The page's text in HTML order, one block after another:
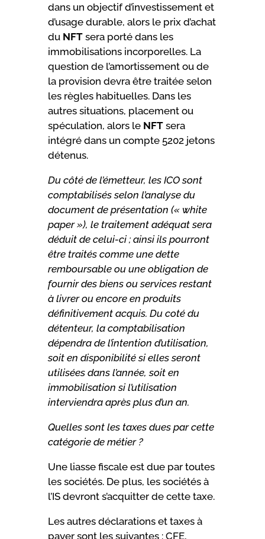
dans un objectif d’investissement et
d’usage durable, alors le prix d’achat
du NFTsera porté dans les
immobilisations incorporelles. La
question de l’amortissement ou de
la provision devra être traitée selon
les règles habituelles. Dans les
autres situations, placement ou
spéculation, alors le NFTsera
intégré dans un compte 5202 jetons
détenus.
Du côté de l’émetteur, les ICO sont
comptabilisés selon l’analyse du
document de présentation (« white
paper »), le traitement adéquat sera
déduit de celui-ci ; ainsi ils pourront
être traités comme une dette
remboursable ou une obligation de
fournir des biens ou services restant
à livrer ou encore en produits
définitivement acquis. Du coté du
détenteur, la comptabilisation
dépendra de l’intention d’utilisation,
soit en disponibilité si elles seront
utilisées dans l’année, soit en
immobilisation si l’utilisation
interviendra après plus d’un an.
Quelles sont les taxes dues par cette
catégorie de métier ?
Une liasse fiscale est due par toutes
les sociétés. De plus, les sociétés à
l’IS devront s’acquitter de cette taxe.
Les autres déclarations et taxes à
payer sont les suivantes : CFE,